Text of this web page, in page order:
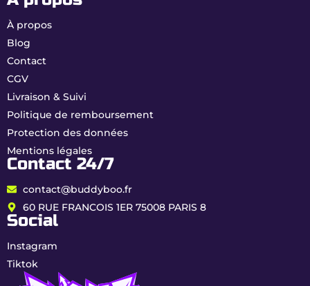
Contact 24/7
contact@buddyboo.fr
60 RUE FRANCOIS 1ER 75008 PARIS 8
À propos
Blog
Contact
CGV
Livraison & Suivi
Politique de remboursement
Protection des données
Mentions légales
Social
Instagram
Tiktok